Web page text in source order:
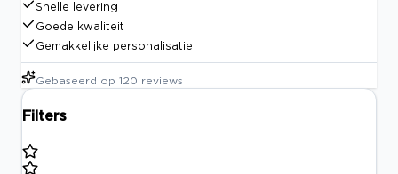
Snelle levering
Goede kwaliteit
Gemakkelijke personalisatie
Gebaseerd op 120 reviews
Filters